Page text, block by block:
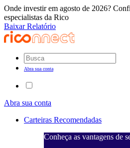
Onde investir em agosto de 2026?
especialistas da Rico
Baixar Relatório
Abra sua conta
Abra sua conta
Carteiras Recomendadas
Conheça as vantagens de